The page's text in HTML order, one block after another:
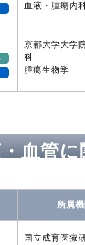
血液・腫瘍内
京都大学大学
科
腫瘍生物学
血管
所属機
国立成育医療